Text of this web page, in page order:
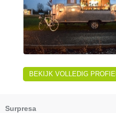
BEKIJK VOLLEDIG PROFIEL
Surpresa